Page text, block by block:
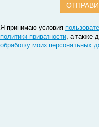
Я принимаю условия
политики приватности, а также
обработку моих персональных